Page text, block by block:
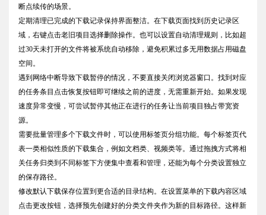
断点续传的场景。
定期清理已完成的下载记录保持界面整洁。在下载页面找到历史记录区
域，右键点击老旧项目选择删除操作。也可以设置自动清理规则，比如超
过30天未打开的文件将被系统自动移除，避免积累过多无用数据占用磁盘
空间。
遇到网络中断导致下载暂停的情况，不要直接关闭浏览器窗口。找到对应
的任务条目点击恢复按钮即可继续之前的进度，无需重新开始。如果发现
速度异常变慢，可尝试暂停其他正在进行的任务让当前项目独占带宽资
源。
需要批量管理多个下载文件时，可以使用标签页分组功能。每个标签页代
表一类相似性质的下载集合，例如文档类、视频类等。通过拖拽方式将相
关任务归类到不同标签下方便集中查看和管理，还能为每个分类设置独立
的保存路径。
修改默认下载保存位置到更合适的目录结构。在设置菜单的下载内容区域
点击更改按钮，选择预先创建好的分类文件夹作为新的目标路径。这样新